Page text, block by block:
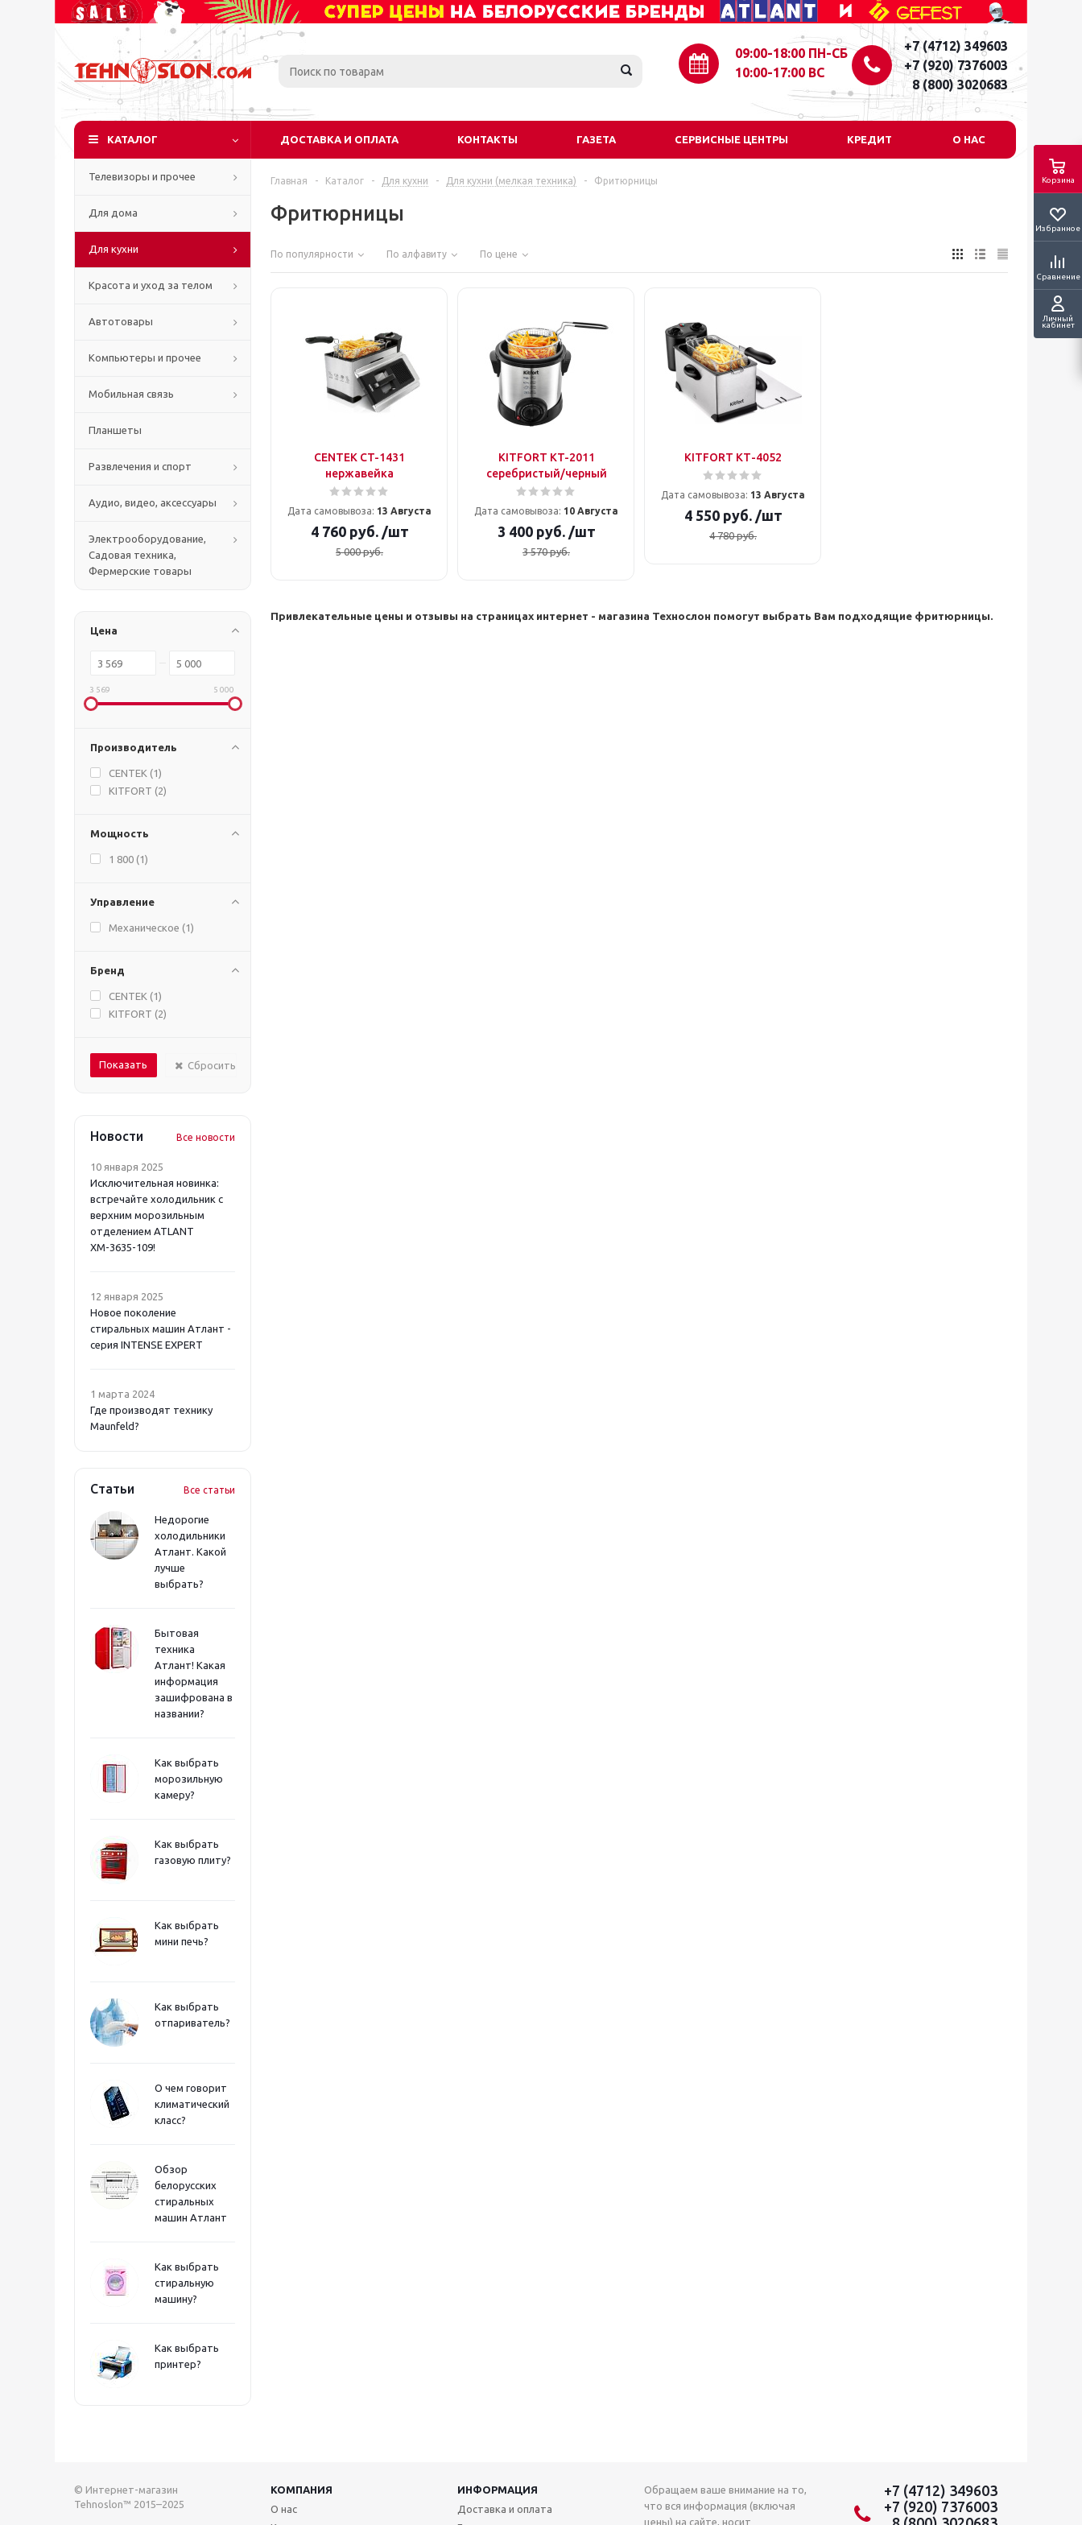
09:00-18:00 ПН-СБ
10:00-17:00 ВС
Корзина
Избранное
Сравнение
Личный
кабинет
+7 (4712) 349603
+7 (920) 7376003
8 (800) 3020683
КАТАЛОГ ДОСТАВКА И ОПЛАТА КОНТАКТЫ ГАЗЕТА СЕРВИСНЫЕ ЦЕНТРЫ КРЕДИТ О НАС
Телевизоры и прочее
Для дома
Для кухни
Красота и уход за телом
Автотовары
Компьютеры и прочее
Мобильная связь
Планшеты
Развлечения и спорт
Аудио, видео, аксессуары
Электрооборудование,
Садовая техника,
Фермерские товары
Цена
3 569 5 000
Производитель
CENTEK (1)
KITFORT (2)
Мощность
1 800 (1)
Управление
Механическое (1)
Бренд
CENTEK (1)
KITFORT (2)
Сбросить
Новости Все новости
10 января 2025
Исключительная новинка:
встречайте холодильник с
верхним морозильным
отделением ATLANT
ХМ-3635-109!
12 января 2025
Новое поколение
стиральных машин Атлант -
серия INTENSE EXPERT
1 марта 2024
Где производят технику
Maunfeld?
Статьи Все статьи
Недорогие
холодильники
Атлант. Какой
лучше
выбрать?
Бытовая
техника
Атлант! Какая
информация
зашифрована в
названии?
Как выбрать
морозильную
камеру?
Как выбрать
газовую плиту?
Как выбрать
мини печь?
Как выбрать
отпариватель?
О чем говорит
климатический
класс?
Обзор
белорусских
стиральных
машин Атлант
Как выбрать
стиральную
машину?
Как выбрать
принтер?
Главная - Каталог - Для кухни - Для кухни (мелкая техника) - Фритюрницы
Фритюрницы
По популярности По алфавиту По цене
CENTEK CT-1431
нержавейка
Дата самовывоза: 13 Августа
4 760руб. /шт
5 000руб.
KITFORT KT-2011
серебристый/черный
Дата самовывоза: 10 Августа
3 400руб. /шт
3 570руб.
KITFORT КТ-4052
Дата самовывоза: 13 Августа
4 550руб. /шт
4 780руб.
Привлекательные цены и отзывы на страницах интернет - магазина Технослон помогут выбрать Вам подходящие фритюрницы.
© Интернет-магазин
Tehnoslon™ 2015–2025
КОМПАНИЯ
ИНФОРМАЦИЯ
О нас
Доставка и оплата
Обращаем ваше внимание на то,
что вся информация (включая
цены) на сайте, носит
+7 (4712) 349603
+7 (920) 7376003